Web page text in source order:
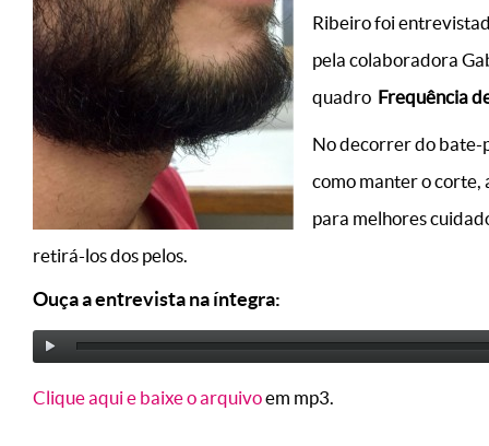
Ribeiro foi
pela colaboradora
quadro Frequência
No decorrer do bate-
como manter o corte,
para melhores
retirá-los dos pelos.
Ouça a entrevista na íntegra:
Clique aqui e baixe o arquivoem mp3.